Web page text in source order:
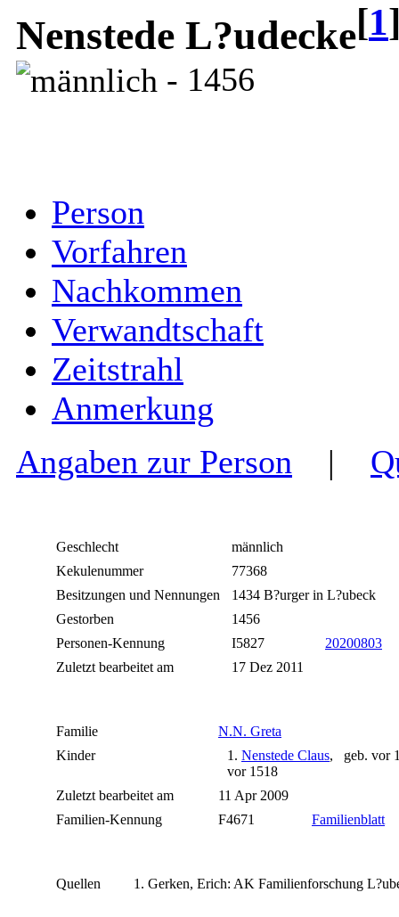
Nenstede L?udecke[1
- 1456
Person
Vorfahren
Nachkommen
Verwandtschaft
Zeitstrahl
Anmerkung
Angaben zur Person |
Geschlecht
männlich
Kekulenummer
77368
Besitzungen und Nennungen
1434 B?urger in L?ubeck
Gestorben
1456
Personen-Kennung
I5827
20200803
Zuletzt bearbeitet am
17 Dez 2011
Familie
N.N. Greta
Kinder
1. Nenstede Claus, geb. vor
vor 1518
Zuletzt bearbeitet am
11 Apr 2009
Familien-Kennung
F4671 Familienblatt
Quellen Gerken, Erich: AK Familienforschung